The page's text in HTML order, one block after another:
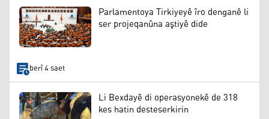
Parlamentoya Tirkiyeyê îro denganê li
ser projeqanûna aştiyê dide
berî 4 saet
Li Bexdayê di operasyonekê de 318
kes hatin desteserkirin